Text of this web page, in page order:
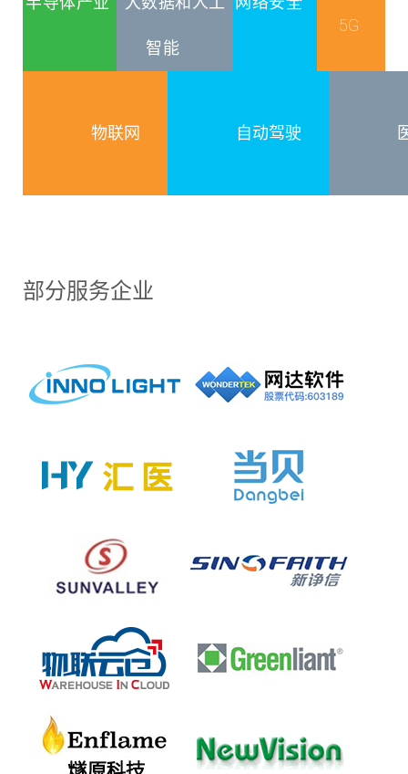
智能
5G
物联网 自动驾驶
部分服务企业